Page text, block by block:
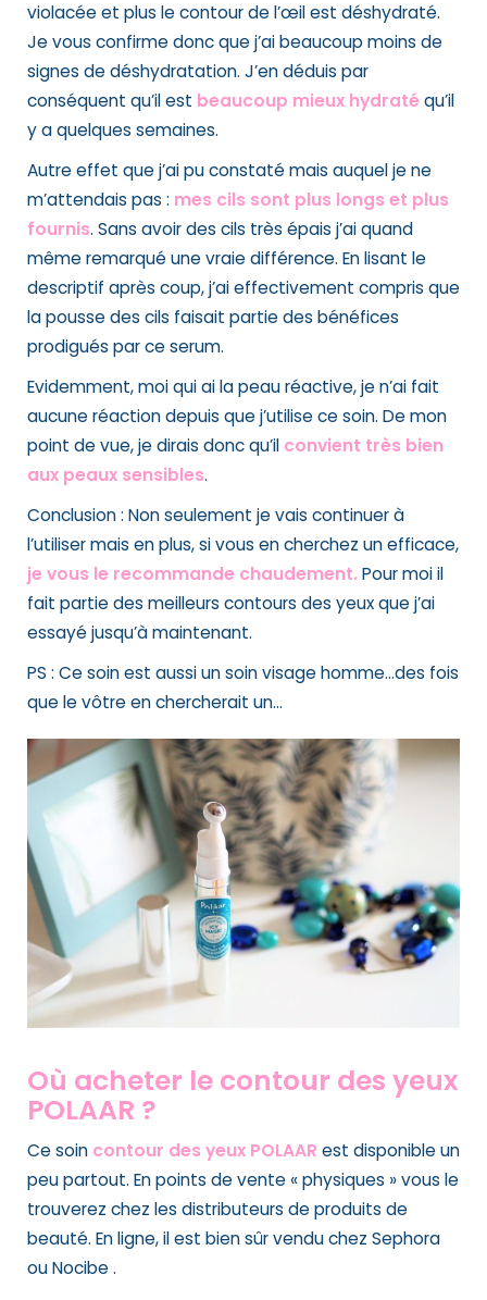
violacée et plus le contour de l’œil est déshydraté.
Je vous confirme donc que j’ai beaucoup moins de
signes de déshydratation. J’en déduis par
conséquent qu’il est beaucoup mieux hydraté qu’il
y a quelques semaines.
Autre effet que j’ai pu constaté mais auquel je ne
m’attendais pas : mes cils sont plus longs et plus
fournis. Sans avoir des cils très épais j’ai quand
même remarqué une vraie différence. En lisant le
descriptif après coup, j’ai effectivement compris que
la pousse des cils faisait partie des bénéfices
prodigués par ce serum.
Evidemment, moi qui ai la peau réactive, je n’ai fait
aucune réaction depuis que j’utilise ce soin. De mon
point de vue, je dirais donc qu’il convient très bien
aux peaux sensibles.
Conclusion : Non seulement je vais continuer à
l’utiliser mais en plus, si vous en cherchez un efficace,
je vous le recommande chaudement. Pour moi il
fait partie des meilleurs contours des yeux que j’ai
essayé jusqu’à maintenant.
PS : Ce soin est aussi un soin visage homme…des fois
que le vôtre en chercherait un…
Où acheter le contour des yeux
POLAAR ?
Ce soin contour des yeux POLAAR est disponible un
peu partout. En points de vente « physiques » vous le
trouverez chez les distributeurs de produits de
beauté. En ligne, il est bien sûr vendu chez Sephora
ou Nocibe .